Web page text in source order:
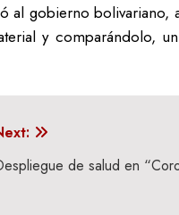
gobierno
y comparándolo,
de salud en